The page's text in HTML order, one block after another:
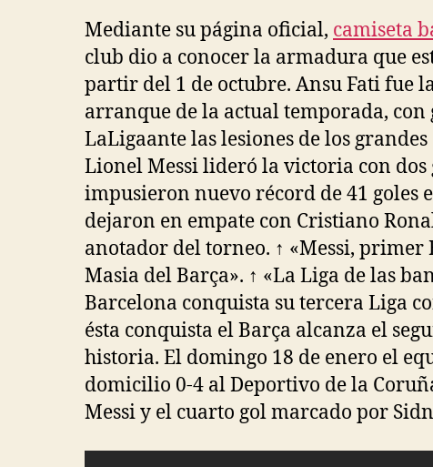
Mediante su página oficial, camiseta
club dio a conocer la armadura que
partir del 1 de octubre. Ansu Fati fue
arranque de la actual temporada, con
LaLigaante las lesiones de los
Lionel Messi lideró la victoria con dos
impusieron nuevo récord de 41 goles
dejaron en empate con Cristiano
anotador del torneo. ↑ «Messi, primer
Masia del Barça». ↑ «La Liga de las
Barcelona conquista su tercera Liga
ésta conquista el Barça alcanza el
historia. El domingo 18 de enero el
domicilio 0-4 al Deportivo de la
Messi y el cuarto gol marcado por